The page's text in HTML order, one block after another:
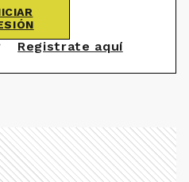
Registrate aquí